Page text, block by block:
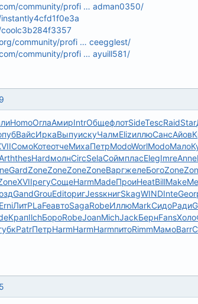
community/profi … adman0350/
community/profi … ceegglest/
community/profi … ayuill581/
HomoОглаАмирIntrОбщефлотSideTescRaidStar
ВайсИркаВыпуискуЧалмElizиллюСансАйов
СомоКотеотчеМихаПетрModoWorlModoМало
thesHardмолнCircSelaСоймпласElegImreAnne
GardZoneZoneZoneZoneВаргжелеБогоZone
XVIIрегуСощеHarmMadeПроиHeatBillMake
GandGrouEditоригJessкнигSkagWINDInteGeor
ErniЛитРLaFeавтоSagaRobeИллюMarkСидоРади
КрапIlchБороRobeJoanMichJackБернFansХоло
PatrПетрHarmHarmHarmпитоRimmМамоBarr